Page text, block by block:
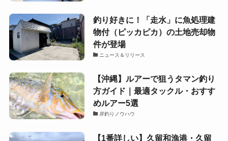
釣り好きに！「走水」に魚処理建
物付（ピッカピカ）の土地売却物
件が登場
ニュース＆リリース
【沖縄】ルアーで狙うタマン釣り
方ガイド｜最適タックル・おすす
めルアー5選
岸釣りノウハウ
【1番詳しい】久留和漁港・久留